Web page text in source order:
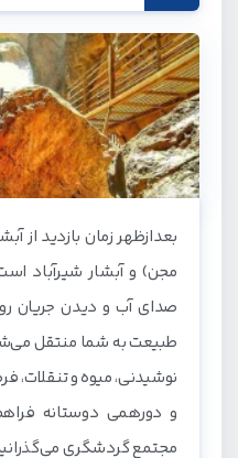
بعدازظهر زمان بازدید از
مجن) و آبشار شیرآباد
صدای آب و دیدن جریان
طبیعت به شما منتقل
نوشیدنی، میوه و تنقلات،
و دورهمی دوستانه
مجتمع گردشگری